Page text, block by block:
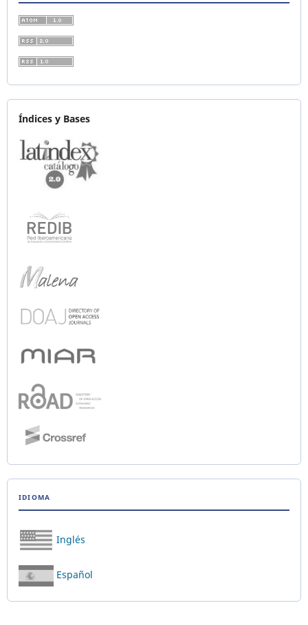
Índices y Bases
IDIOMA
Inglés
Español